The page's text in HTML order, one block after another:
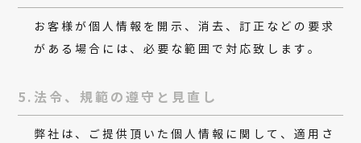
お客様が個人情報を開示、消去、訂正などの要求
がある場合には、必要な範囲で対応致します。
5.法令、規範の遵守と見直し
弊社は、ご提供頂いた個人情報に関して、適用さ